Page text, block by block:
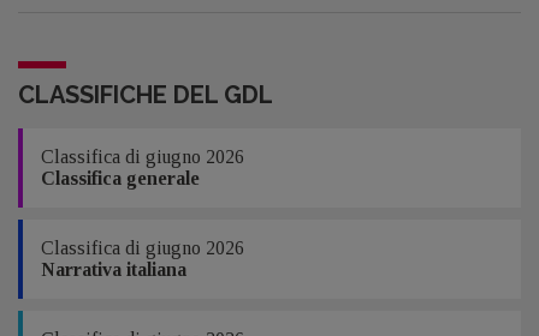
CLASSIFICHE DEL GDL
Classifica di giugno 2026
Classifica generale
Classifica di giugno 2026
Narrativa italiana